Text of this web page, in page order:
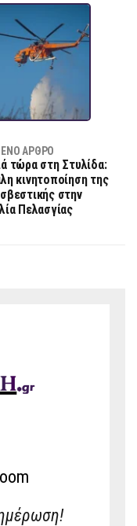
ΆΡΘΡΟ
τώρα στη Στυλίδα:
κινητοποίηση της
στην
Πελασγίας